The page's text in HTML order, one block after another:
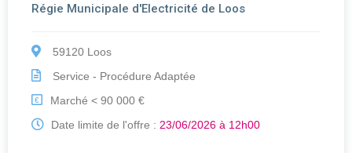
Régie Municipale d'Electricité de Loos
59120 Loos
Service - Procédure Adaptée
€
Marché < 90 000 €
Date limite de l'offre : 23/06/2026 à 12h00